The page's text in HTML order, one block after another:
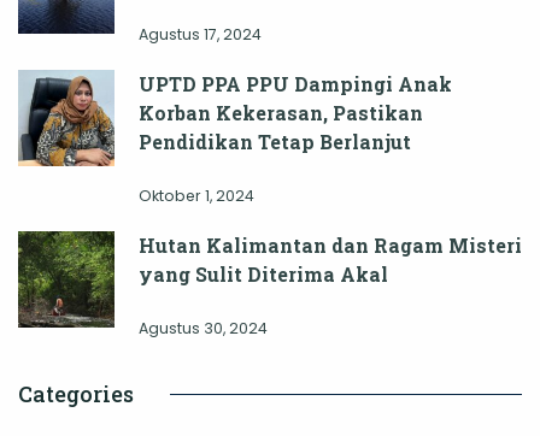
Agustus 17, 2024
UPTD PPA PPU Dampingi Anak
Korban Kekerasan, Pastikan
Pendidikan Tetap Berlanjut
Oktober 1, 2024
Hutan Kalimantan dan Ragam Misteri
yang Sulit Diterima Akal
Agustus 30, 2024
Categories